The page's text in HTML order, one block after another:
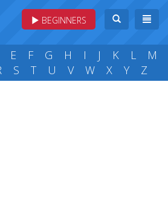
BEGINNERS
E F G H I J K L
M
S T U V W X Y Z